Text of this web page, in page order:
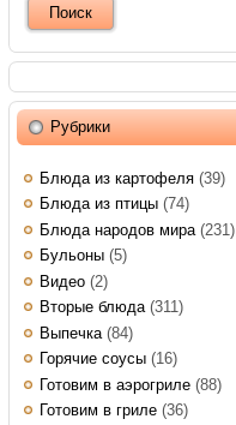
Рубрики
Блюда из картофеля (39)
Блюда из птицы (74)
Блюда народов мира (231)
Бульоны (5)
Видео (2)
Вторые блюда(311)
Выпечка (84)
Горячие соусы (16)
Готовим в аэрогриле (88)
Готовим в гриле (36)